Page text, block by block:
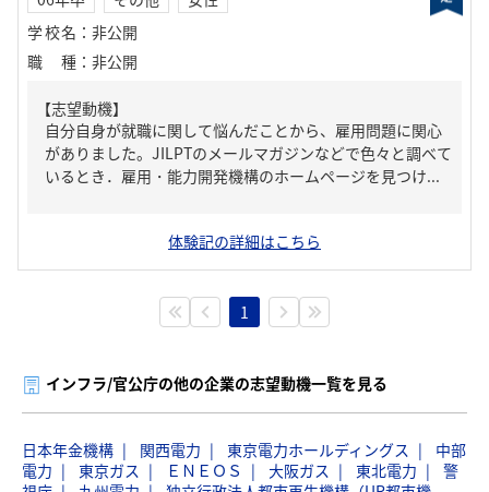
学校名 ： 非公開
職種 ： 非公開
【志望動機】
自分自身が就職に関して悩んだことから、雇用問題に関心
がありました。JILPTのメールマガジンなどで色々と調べて
いるとき．雇用・能力開発機構のホームページを見つけ...
体験記の詳細はこちら
1
インフラ/官公庁の他の企業の志望動機一覧を見る
日本年金機構 関西電力 東京電力ホールディングス
中部
電力
東京ガス ＥＮＥＯＳ 大阪ガス 東北電力
警